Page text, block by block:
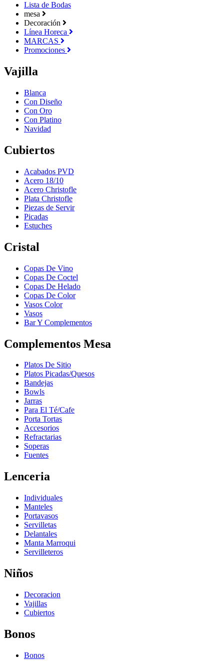
Lista de Bodas
mesa
Decoración
Línea Horeca
MARCAS
Promociones
Vajilla
Blanca
Con Diseño
Con Oro
Con Platino
Navidad
Cubiertos
Acabados PVD
Acero 18/10
Acero Christofle
Plata Christofle
Piezas de Servir
Picadas
Estuches
Cristal
Copas De Vino
Copas De Coctel
Copas De Helado
Copas De Color
Vasos Color
Vasos
Bar Y Complementos
Complementos Mesa
Platos De Sitio
Platos Picadas/Quesos
Bandejas
Bowls
Jarras
Para El Té/Cafe
Porta Tortas
Accesorios
Refractarias
Soperas
Fuentes
Lenceria
Individuales
Manteles
Portavasos
Servilletas
Delantales
Manta Marroqui
Servilleteros
Niños
Decoracion
Vajillas
Cubiertos
Bonos
Bonos